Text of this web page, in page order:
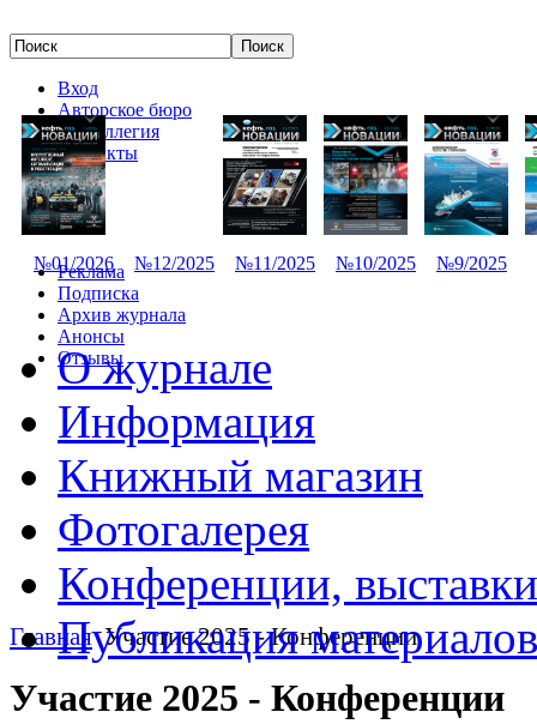
Вход
Авторское бюро
Редколлегия
Контакты
№01/2026 №12/2025 №11/2025 №10/2025 №9/2025
Реклама
Подписка
Архив журнала
Анонсы
Отзывы
О журнале
Информация
Книжный магазин
Фотогалерея
Конференции, выставки
Публикация материалов
Главная Участие 2025 - Конференции
Участие 2025 - Конференции